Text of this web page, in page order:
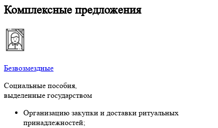
Комплексные предложения
Безвозмездные
Социальные пособия,
выделенные государством
Организацию закупки и доставки ритуальных
принадлежностей;